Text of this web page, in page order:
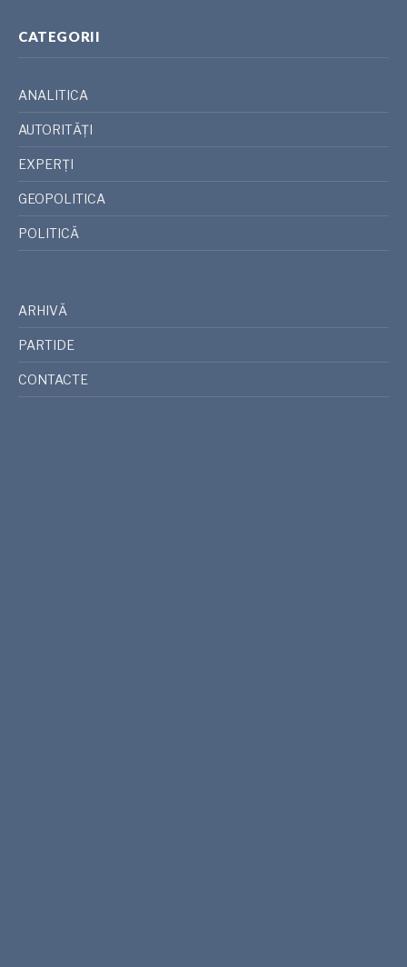
CATEGORII
ANALITICA
AUTORITĂȚI
EXPERȚI
GEOPOLITICA
POLITICĂ
ARHIVĂ
PARTIDE
CONTACTE